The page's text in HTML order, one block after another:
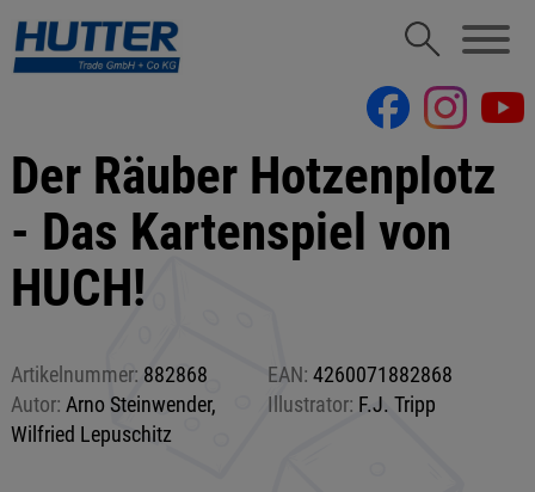
Der Räuber Hotzenplotz
- Das Kartenspiel von
HUCH!
Artikelnummer: 882868 EAN: 4260071882868
Autor: Arno Steinwender,
Wilfried Lepuschitz
Illustrator: F.J. Tripp